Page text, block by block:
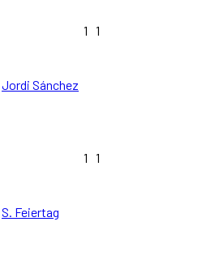
Jordi Sánchez
1 1
S. Feiertag
1 1